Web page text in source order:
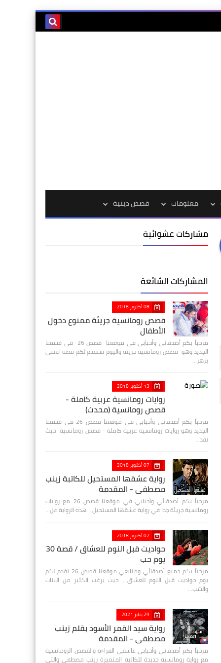
معلومات قصص دينية
مشاركات عشوائية
المشاركات الشائعة
08 أكتوبر 2018
قصص رومانسية جريئة ممنوع دخول
الأطفال
مرحباً بكم أصدقائي وأحبابي في موقعنا قصص 26 في قسمنا
الجديد وهو قصص رومانسية جريئة واليوم سنقدم لكم قصة اعتني
بزهر…
13 أكتوبر 2018
روايات رومانسية عربية كاملة -
قصص رومانسية (محدث)
مرحباً بكم أصدقائي وأحبابي في موقعنا قصص 26 في قسمنا
الجديد وهو روايات رومانسية عربية كاملة - قصص رومانسية حيث
نقد…
07 أكتوبر 2018
رواية عشقها المستحيل للكاتبة زينب
مصطفي - المقدمة
مرحباً بكم أصدقائي وأحبابي في موقعنا قصص 26 مع روايات
رومانسية جريئة جدا في رواية عشقها المستحيل ، هذه الرواية عل…
02 أكتوبر 2018
حواديت قبل النوم للعشاق / قصة 30
يوم حب
مرحباً بكم جميع أصدقائي ومتابعي موقعنا قصص 26 نقدم لكم
يوم حواديت قبل النوم للعشاق ، حيث يرغب الكثير من البنات
والشب…
29 يناير 2021
رواية سيد القمر الأسود بقلم زينب
مصطفي - المقدمة
مرحباً بكم أصدقائي وأحبابي عاشقي القراءة والقصص الرومانسية
مع رواية رومانسية جديدة للكاتبة المتميزة زينب مصطفى والتي